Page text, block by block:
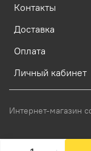
Контакты
Доставка
Оплата
Личный кабинет
Интернет-магазин